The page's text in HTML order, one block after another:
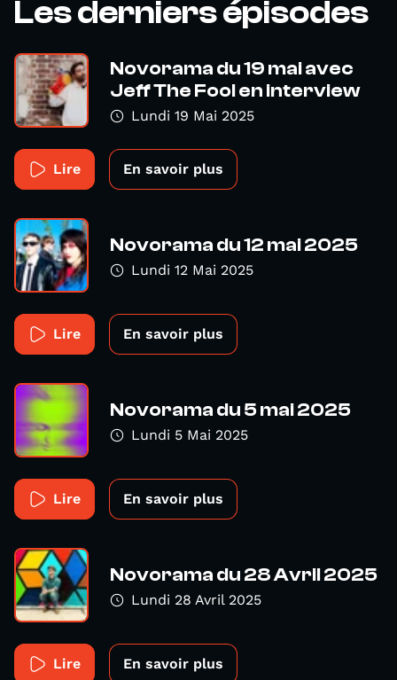
Les derniers épisodes
Novorama du 19 mai avec
Jeff The Fool en interview
Lundi 19 Mai 2025
Lire En savoir plus
Novorama du 12 mai 2025
Lundi 12 Mai 2025
Lire En savoir plus
Novorama du 5 mai 2025
Lundi 5 Mai 2025
Lire En savoir plus
Novorama du 28 Avril 2025
Lundi 28 Avril 2025
Lire En savoir plus